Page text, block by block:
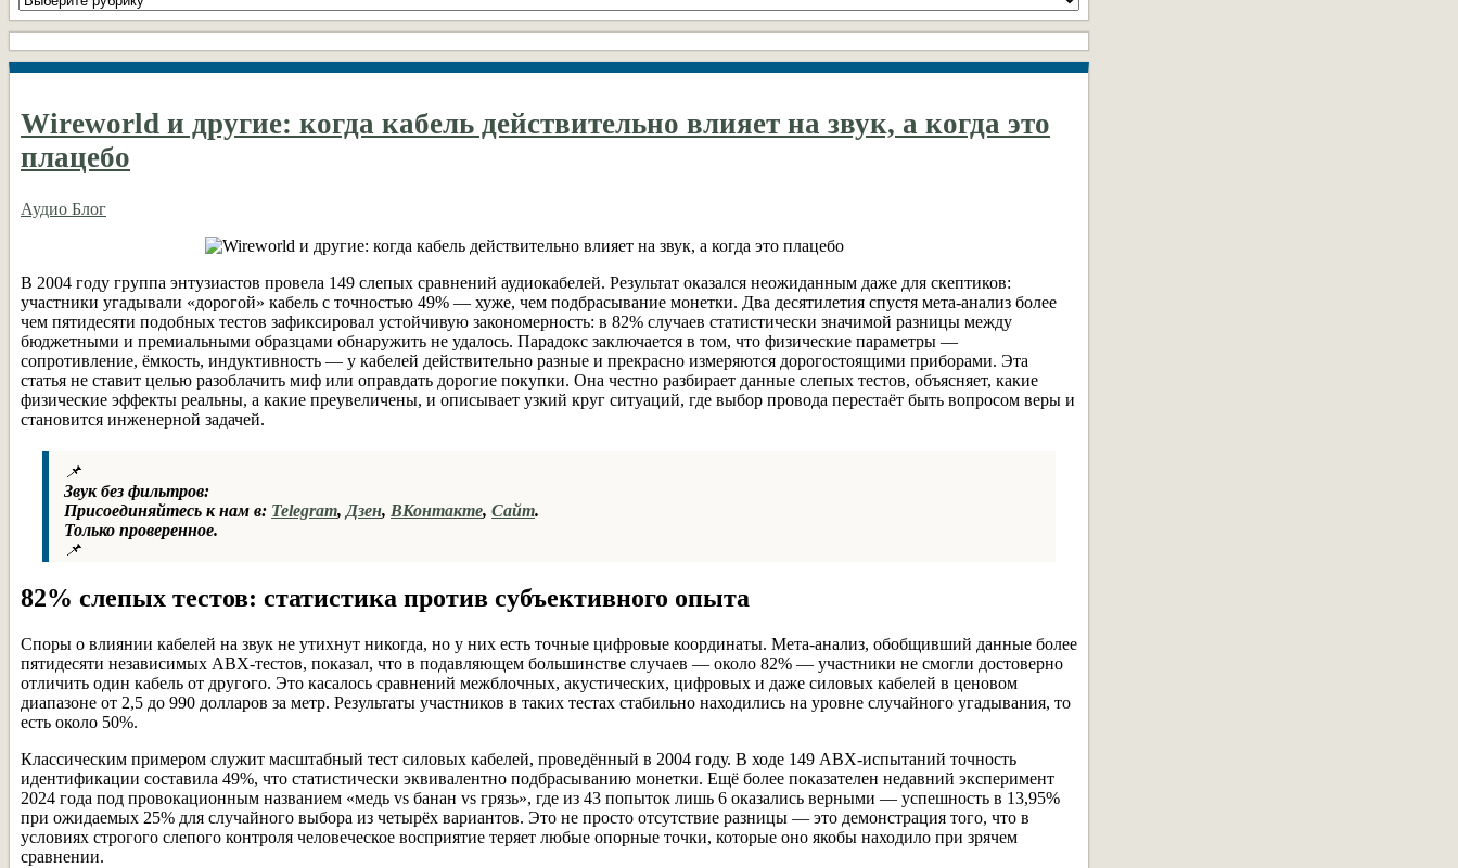
рубрики
DIY
Wireworld и другие: когда кабель действительно влияет на звук, а когда это
плацебо
Аудио Блог
В 2004 году группа энтузиастов провела 149 слепых сравнений аудиокабелей. Результат оказался неожиданным даже для скептиков:
участники угадывали «дорогой» кабель с точностью 49% — хуже, чем подбрасывание монетки. Два десятилетия спустя мета-анализ более
чем пятидесяти подобных тестов зафиксировал устойчивую закономерность: в 82% случаев статистически значимой разницы между
бюджетными и премиальными образцами обнаружить не удалось. Парадокс заключается в том, что физические параметры —
сопротивление, ёмкость, индуктивность — у кабелей действительно разные и прекрасно измеряются дорогостоящими приборами. Эта
статья не ставит целью разоблачить миф или оправдать дорогие покупки. Она честно разбирает данные слепых тестов, объясняет, какие
физические эффекты реальны, а какие преувеличены, и описывает узкий круг ситуаций, где выбор провода перестаёт быть вопросом веры и
становится инженерной задачей.
📌
Звук без фильтров:
Присоединяйтесь к нам в: Telegram, Дзен, ВКонтакте, Сайт.
Только проверенное.
📌
82% слепых тестов: статистика против субъективного опыта
Споры о влиянии кабелей на звук не утихнут никогда, но у них есть точные цифровые координаты. Мета-анализ, обобщивший данные более
пятидесяти независимых ABX-тестов, показал, что в подавляющем большинстве случаев — около 82% — участники не смогли достоверно
отличить один кабель от другого. Это касалось сравнений межблочных, акустических, цифровых и даже силовых кабелей в ценовом
диапазоне от 2,5 до 990 долларов за метр. Результаты участников в таких тестах стабильно находились на уровне случайного угадывания, то
есть около 50%.
Классическим примером служит масштабный тест силовых кабелей, проведённый в 2004 году. В ходе 149 ABX-испытаний точность
идентификации составила 49%, что статистически эквивалентно подбрасыванию монетки. Ещё более показателен недавний эксперимент
2024 года под провокационным названием «медь vs банан vs грязь», где из 43 попыток лишь 6 оказались верными — успешность в 13,95%
при ожидаемых 25% для случайного выбора из четырёх вариантов. Это не просто отсутствие разницы — это демонстрация того, что в
условиях строгого слепого контроля человеческое восприятие теряет любые опорные точки, которые оно якобы находило при зрячем
сравнении.